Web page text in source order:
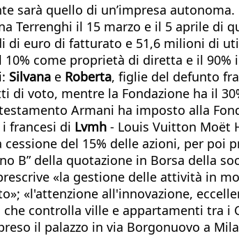
sarà quello di un’impresa
il 15 marzo e il 5 aprile di
di euro di fatturato e 51,6 milioni di
10% come proprietà di diretta e il
Silvana e Roberta, figlie del defunto
di voto, mentre la Fondazione ha il
Armani ha imposto alla
francesi di Lvmh - Louis Vuitton Moët
del 15% delle azioni, per poi
B” della quotazione in Borsa della
«la gestione delle attività in
«l'attenzione all'innovazione,
controlla ville e appartamenti tra i
il palazzo in via Borgonuovo a